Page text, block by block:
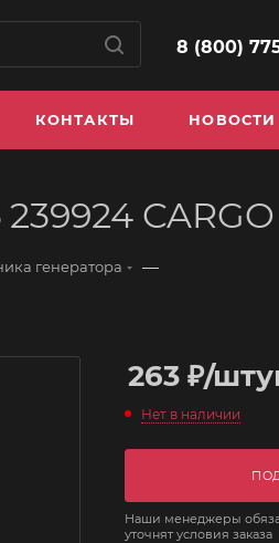
8 (800)
КОНТАКТЫ НОВОСТИ
CARGO
генератора —
263 ₽/
Нет в наличии
Наши менеджеры
уточнят условия заказа